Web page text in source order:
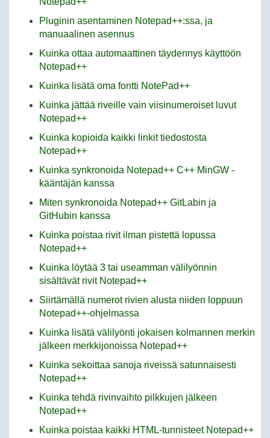
Pluginin asentaminen Notepad++:ssa, ja
manuaalinen asennus
Kuinka ottaa automaattinen täydennys käyttöön
Notepad++
Kuinka lisätä oma fontti NotePad++
Kuinka jättää riveille vain viisinumeroiset luvut
Notepad++
Kuinka kopioida kaikki linkit tiedostosta
Notepad++
Kuinka synkronoida Notepad++ C++ MinGW -
kääntäjän kanssa
Miten synkronoida Notepad++ GitLabin ja
GitHubin kanssa
Kuinka poistaa rivit ilman pistettä lopussa
Notepad++
Kuinka löytää 3 tai useamman välilyönnin
sisältävät rivit Notepad++
Siirtämällä numerot rivien alusta niiden loppuun
Notepad++-ohjelmassa
Kuinka lisätä välilyönti jokaisen kolmannen merkin
jälkeen merkkijonoissa Notepad++
Kuinka sekoittaa sanoja riveissä satunnaisesti
Notepad++
Kuinka tehdä rivinvaihto pilkkujen jälkeen
Notepad++
Kuinka poistaa kaikki HTML-tunnisteet Notepad++